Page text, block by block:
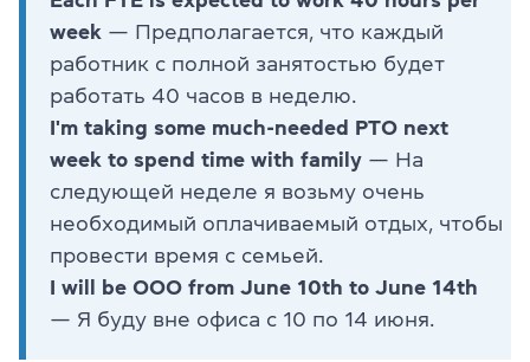
week — Предполагается, что каждый
работник с полной занятостью будет
работать 40 часов в неделю.
I'm taking some much-needed PTO next
week to spend time with family — На
следующей неделе я возьму очень
необходимый оплачиваемый отдых, чтобы
провести время с семьей.
I will be OOO from June 10th to June 14th
— Я буду вне офиса с 10 по 14 июня.